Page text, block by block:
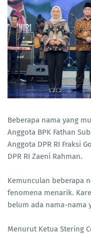
Beberapa nama yang
Anggota BPK Fathan
Anggota DPR RI Fraksi
DPR RI Zaeni Rahman.
Kemunculan beberapa
fenomena menarik.
belum ada nama-nama
Menurut Ketua Stering